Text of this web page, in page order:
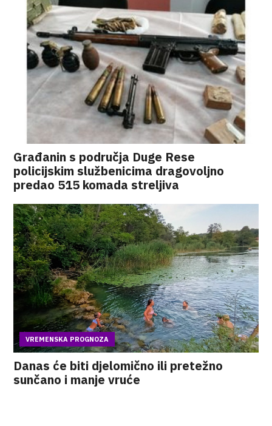
Građanin s područja Duge Rese
policijskim službenicima dragovoljno
predao 515 komada streljiva
VREMENSKA PROGNOZA
Danas će biti djelomično ili pretežno
sunčano i manje vruće